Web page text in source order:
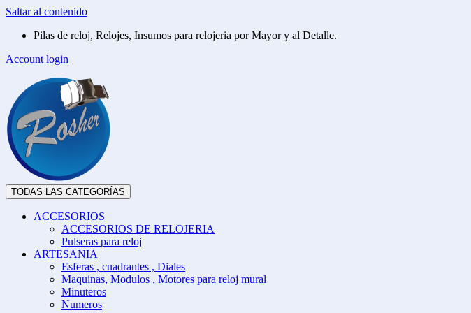
Saltar al contenido
Pilas de reloj, Relojes, Insumos para relojeria por Mayor y al Detalle.
Account login
TODAS LAS CATEGORÍAS
ACCESORIOS
ACCESORIOS DE RELOJERIA
Pulseras para reloj
ARTESANIA
Esferas , cuadrantes , Diales
Maquinas, Modulos , Motores para reloj mural
Minuteros
Numeros